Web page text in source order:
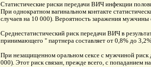
Статистические риски передачи ВИЧ инфекции
При однократном вагинальном контакте
случаев на 10 000). Вероятность заражения
Cреднестатистический риск передачи ВИЧ в
принимающего " партнера составляет от 0,8% до
При незащищенном оральном сексе с мужчиной риск
000). Этот риск связан, прежде всего, с попаданием